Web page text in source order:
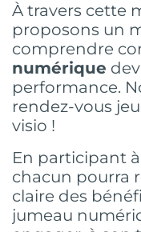
À travers cette
proposons un
comprendre
numérique
performance.
rendez-vous
visio !
En participant
chacun pourra
claire des
jumeau